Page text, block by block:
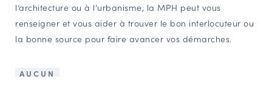
l’architecture ou à l’urbanisme, la MPH peut vous
renseigner et vous aider à trouver le bon interlocuteur ou
la bonne source pour faire avancer vos démarches.
AUCUN